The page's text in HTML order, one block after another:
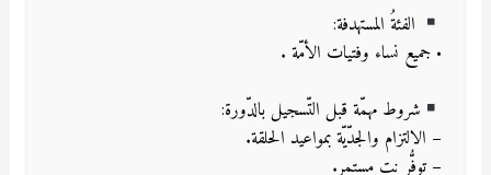
الفئةُ المستهدفة:
• جميع نساء وفتيات الأمّة .
شروط مهمّة قبل التّسجيل بالدّورة:
– الالتزام والجدّيّة بمواعيد الحلقة.
– توفُّر نت مستمر.